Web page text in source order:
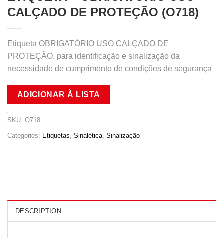
CALÇADO DE PROTEÇÃO (O718)
Etiqueta OBRIGATÓRIO USO CALÇADO DE
PROTEÇÃO, para identificação e sinalização da
necessidade de cumprimento de condições de segurança
ADICIONAR À LISTA
SKU: O718
Categories: Etiquetas Sinalética Sinalização
DESCRIPTION